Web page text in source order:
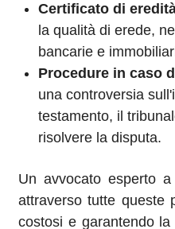
Certificato di
la qualità di erede,
bancarie e
Procedure in caso
una controversia
testamento, il
risolvere la disputa.
Un avvocato esperto
attraverso tutte queste
costosi e garantendo